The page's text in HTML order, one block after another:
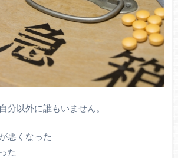
分以外に誰もいません。
悪くなった
た